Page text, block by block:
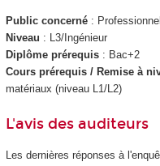
Public concerné:
Niveau : L3/Ingénieur
Diplôme prérequis: Bac+2
Cours prérequis / Remise à
matériaux (niveau L1/L2)
L'avis des auditeurs
Les dernières réponses à